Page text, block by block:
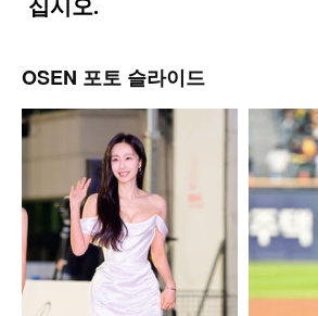
OSEN 포토 슬라이드